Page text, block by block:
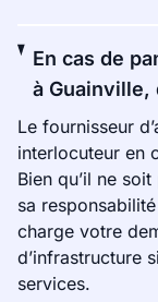
En cas de
à Guainville,
Le fournisseur
interlocuteur en
Bien qu’il ne
sa
charge votre
d’infrastructure
services.